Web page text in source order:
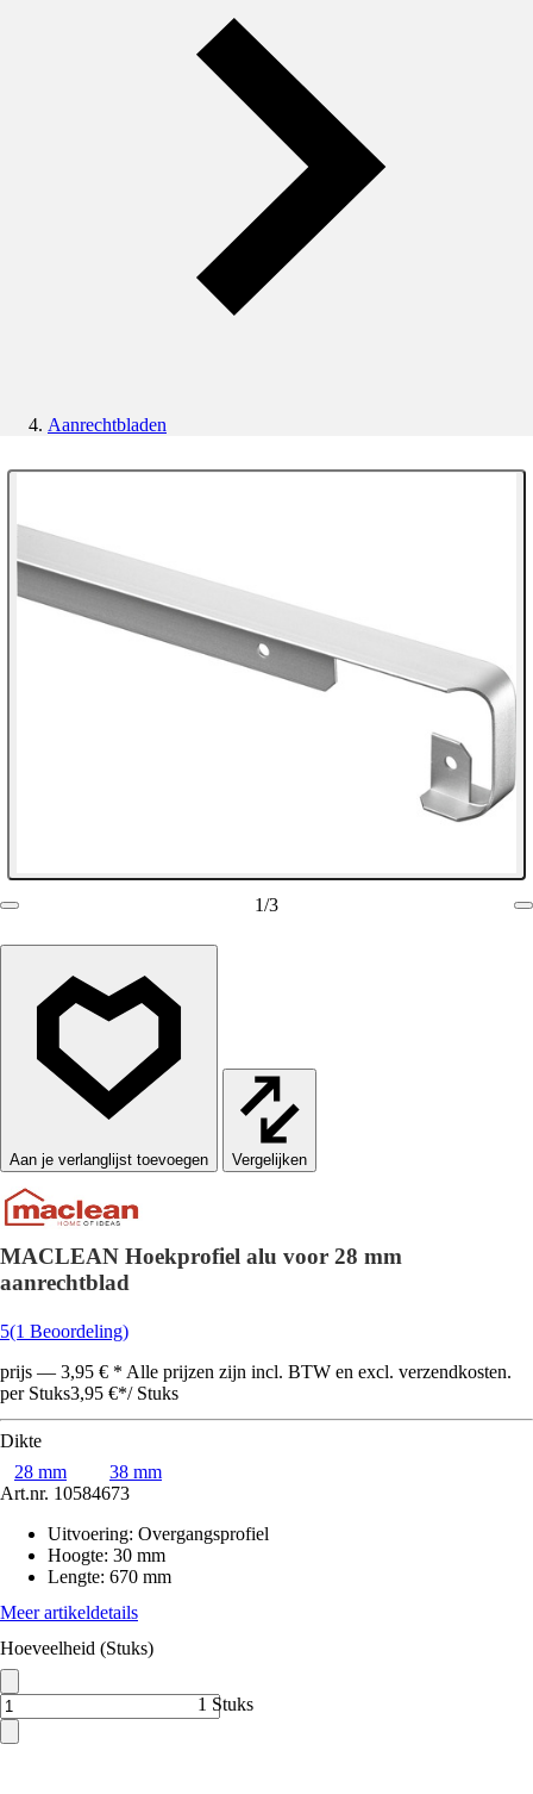
Aanrechtbladen
1/3
Vergelijken
MACLEAN Hoekprofiel alu voor 28 mm
aanrechtblad
5(1 Beoordeling)
prijs — 3,95 € * Alle prijzen zijn incl. BTW en excl. verzendkosten.
per Stuks3,95 €*/ Stuks
Dikte
28 mm
38 mm
Art.nr. 10584673
Uitvoering: Overgangsprofiel
Hoogte: 30 mm
Lengte: 670 mm
Meer artikeldetails
Hoeveelheid (Stuks)
1 Stuks